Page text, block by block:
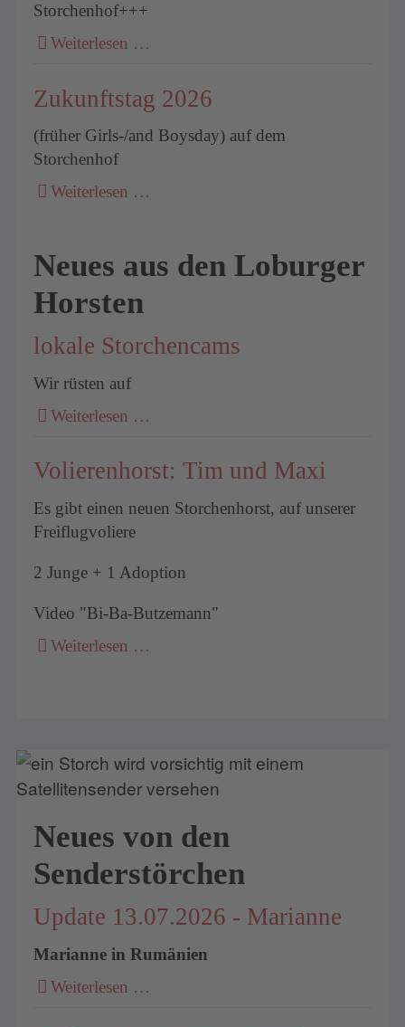
Storchenhof+++
Weiterlesen …
Zukunftstag 2026
(früher Girls-/and Boysday) auf dem
Storchenhof
Weiterlesen …
Neues aus den Loburger
Horsten
lokale Storchencams
Wir rüsten auf
Weiterlesen …
Volierenhorst: Tim und Maxi
Es gibt einen neuen Storchenhorst, auf unserer
Freiflugvoliere
2 Junge + 1 Adoption
Video "Bi-Ba-Butzemann"
Weiterlesen …
Neues von den
Senderstörchen
Update 13.07.2026 - Marianne
Marianne in Rumänien
Weiterlesen …